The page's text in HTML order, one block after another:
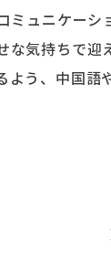
ミュニケーシ
な気持ちで迎
よう、中国語